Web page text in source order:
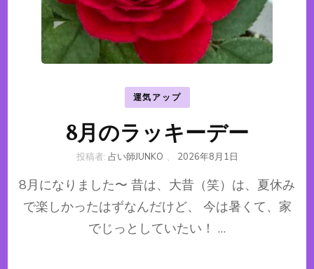
運気アップ
8月のラッキーデー
投稿者: 占い師JUNKO 、 2026年8月1日
8月になりました〜 昔は、大昔（笑）は、夏休み
で楽しかったはずなんだけど、 今は暑くて、家
でじっとしていたい！ …